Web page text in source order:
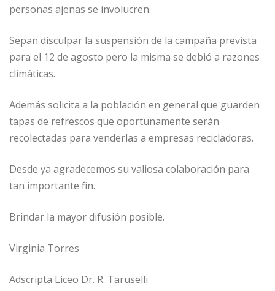
personas ajenas se involucren.
Sepan disculpar la suspensión de la campaña prevista
para el 12 de agosto pero la misma se debió a razones
climáticas.
Además solicita a la población en general que guarden
tapas de refrescos que oportunamente serán
recolectadas para venderlas a empresas recicladoras.
Desde ya agradecemos su valiosa colaboración para
tan importante fin.
Brindar la mayor difusión posible.
Virginia Torres
Adscripta Liceo Dr. R. Taruselli